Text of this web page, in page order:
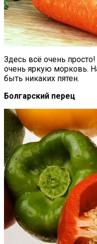
Здесь всё очень
очень яркую морковь.
быть никаких пятен.
Болгарский перец